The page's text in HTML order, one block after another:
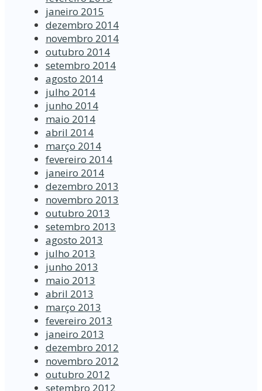
janeiro 2015
dezembro 2014
novembro 2014
outubro 2014
setembro 2014
agosto 2014
julho 2014
junho 2014
maio 2014
abril 2014
março 2014
fevereiro 2014
janeiro 2014
dezembro 2013
novembro 2013
outubro 2013
setembro 2013
agosto 2013
julho 2013
junho 2013
maio 2013
abril 2013
março 2013
fevereiro 2013
janeiro 2013
dezembro 2012
novembro 2012
outubro 2012
setembro 2012